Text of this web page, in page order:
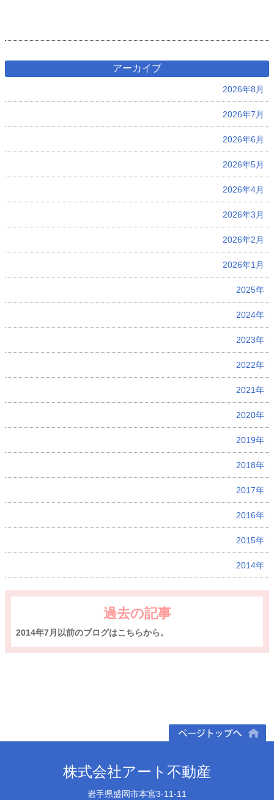
アーカイブ
2026年8月
2026年7月
2026年6月
2026年5月
2026年4月
2026年3月
2026年2月
2026年1月
2025年
2024年
2023年
2022年
2021年
2020年
2019年
2018年
2017年
2016年
2015年
2014年
過去の記事
2014年7月以前のブログはこちらから。
株式会社アート不動産
岩手県盛岡市本宮3-11-11